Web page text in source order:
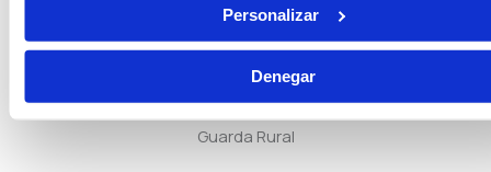
Personalizar
Denegar
Guarda Rural